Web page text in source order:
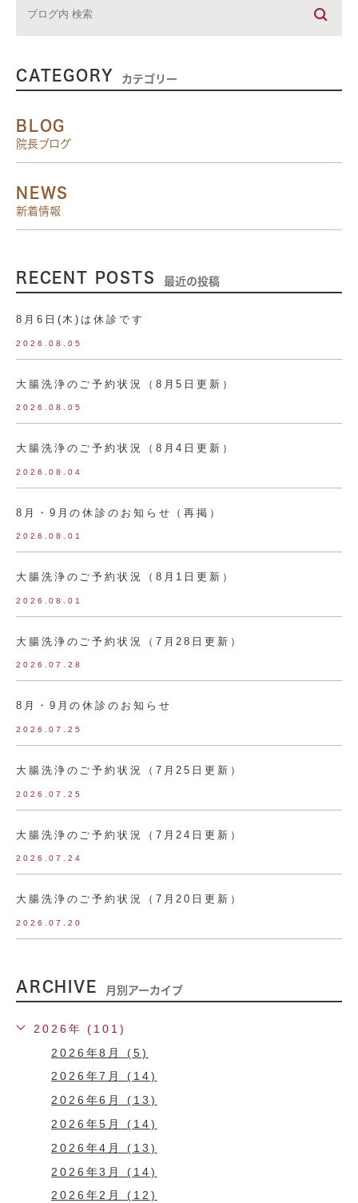
CATEGORY カテゴリー
BLOG
院長ブログ
NEWS
新着情報
RECENT POSTS 最近の投稿
8月6日(木)は休診です
2026.08.05
大腸洗浄のご予約状況（8月5日更新）
2026.08.05
大腸洗浄のご予約状況（8月4日更新）
2026.08.04
8月・9月の休診のお知らせ（再掲）
2026.08.01
大腸洗浄のご予約状況（8月1日更新）
2026.08.01
大腸洗浄のご予約状況（7月28日更新）
2026.07.28
8月・9月の休診のお知らせ
2026.07.25
大腸洗浄のご予約状況（7月25日更新）
2026.07.25
大腸洗浄のご予約状況（7月24日更新）
2026.07.24
大腸洗浄のご予約状況（7月20日更新）
2026.07.20
ARCHIVE 月別アーカイブ
2026年 (101)
2026年8月 (5)
2026年7月 (14)
2026年6月 (13)
2026年5月 (14)
2026年4月 (13)
2026年3月 (14)
2026年2月 (12)